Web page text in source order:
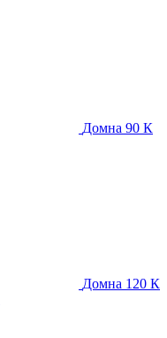
Домна 90 К
Домна 120 К